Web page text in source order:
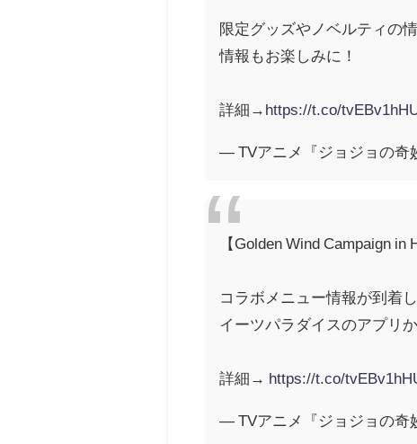
限定グッズやノベルティの
情報もお楽しみに！
詳細→ https://t.co/
— TVアニメ『ジョジョの奇
【Golden Wind Campaign
コラボメニュー情報が到着
イーツパラダイスのアプリか
詳細→ https://t.co/
— TVアニメ『ジョジョの奇